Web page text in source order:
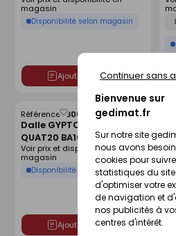
Bienvenue sur
gedimat.fr
Sur notre site
nous avons
cookies pour
statistiques du
d'optimiser votre
de navigation et
nos publicités à
centres d'intérêt.
Continuer sans
Disponibilité selon magasin
magasin
Ajouter au devis
Dalle GYPTONE ACTIV'AIR
QUAT20 BA10 -
600X600mm
Référence :30066390
Disponibilité selon magasin
Voir prix et disponibilité en
magasin
Ajouter au devis
Enregistrer
comme
liste